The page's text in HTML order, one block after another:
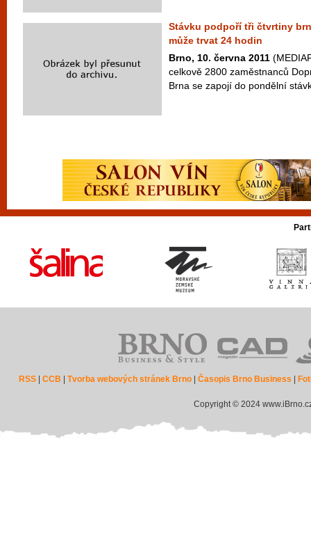
Stávku podpoří tři čtvrtiny
může trvat 24 hodin
Brno, 10. června 2011
celkově 2800 zaměstnanců
Brna se zapojí do pondělní
RSS |CCB |Tvorba webových stránek Brno |Časopis Brno Business
Copyright © 2024